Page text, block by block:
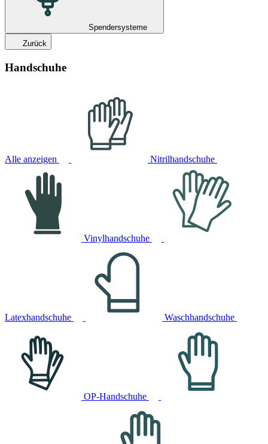
Spendersysteme
Zurück
Handschuhe
Alle anzeigen Nitrilhandschuhe
Vinylhandschuhe
Latexhandschuhe Waschhandschuhe
OP-Handschuhe